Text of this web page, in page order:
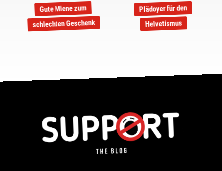
Gute Miene zum
schlechten Geschenk
Plädoyer für den
Helvetismus